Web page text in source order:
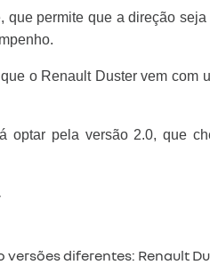
permite que a direção
o Renault Duster vem
optar pela versão 2.0, que
diferentes: Renault